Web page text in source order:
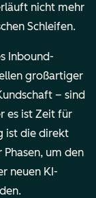
nicht mehr
Schleifen.
Inbound-
großartiger
– sind
es ist Zeit für
ist die direkt
um den
neuen KI-